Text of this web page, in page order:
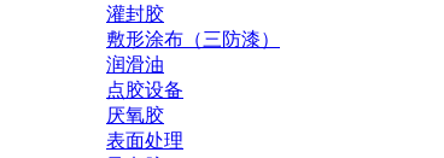
灌封胶
敷形涂布（三防漆）
润滑油
点胶设备
厌氧胶
表面处理